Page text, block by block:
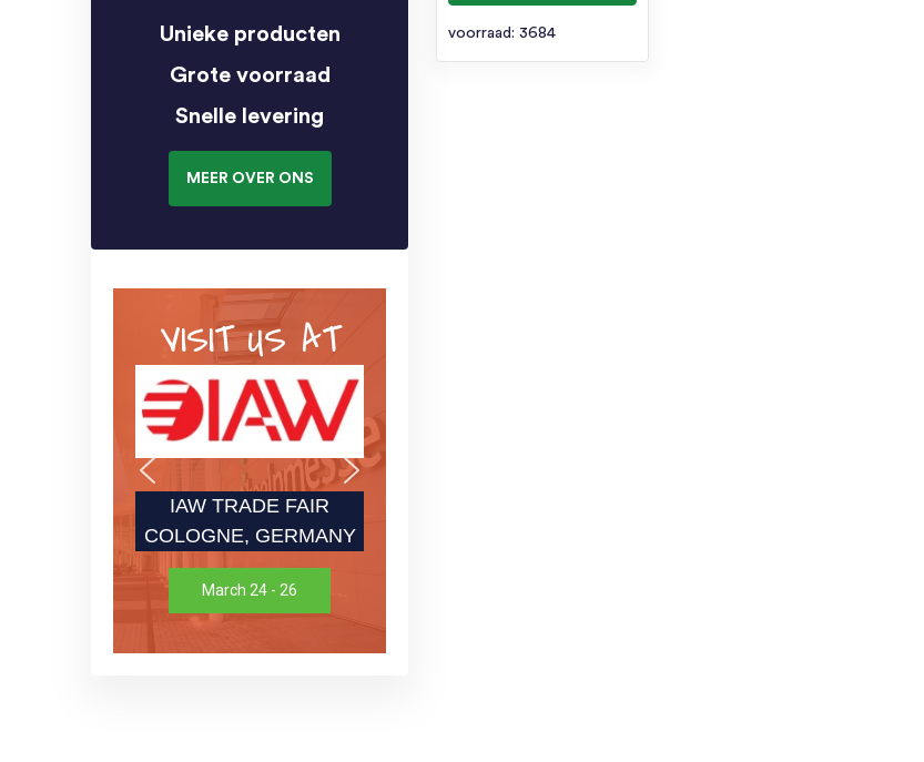
Unieke producten
Grote voorraad
Snelle levering
MEER OVER ONS
VISIT US AT
IAW TRADE FAIR
COLOGNE, GERMANY
March 24 - 26
voorraad: 3684